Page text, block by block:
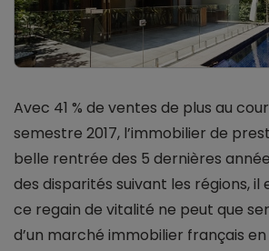
Avec 41 % de ventes de plus au
semestre 2017, l’immobilier de
belle rentrée des 5 dernières
des disparités suivant les régions, il
ce regain de vitalité ne peut que
d’un marché immobilier français